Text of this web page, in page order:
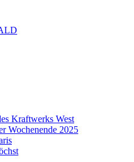
Kraftwerks West
Wochenende 2025